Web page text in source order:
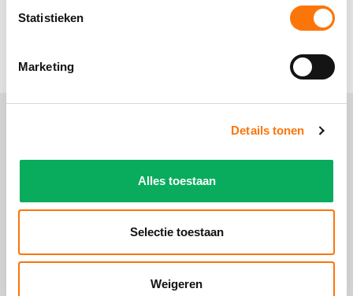
Statistieken
Marketing
Details tonen
Alles toestaan
Selectie toestaan
Weigeren